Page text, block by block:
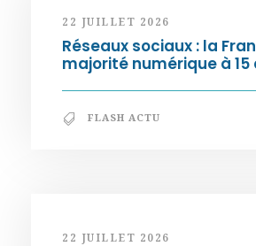
22 JUILLET 2026
Réseaux sociaux : la
majorité numérique à 15
FLASH ACTU
22 JUILLET 2026